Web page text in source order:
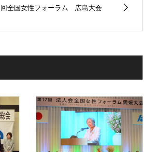
全国女性フォーラム 広島大会